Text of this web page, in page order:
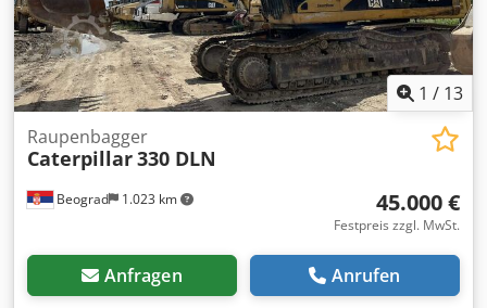
1 / 13
Beograd 1.023 km
Raupenbagger
Caterpillar330 DLN
45.000 €
Festpreis zzgl. MwSt.
Anfragen Anrufen